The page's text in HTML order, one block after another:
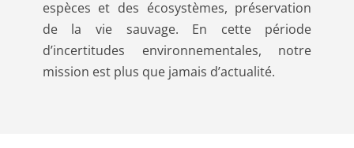
espèces et des écosystèmes, préservation
de la vie sauvage. En cette période
d’incertitudes environnementales, notre
mission est plus que jamais d’actualité.